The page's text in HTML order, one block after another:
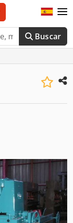
Buscar